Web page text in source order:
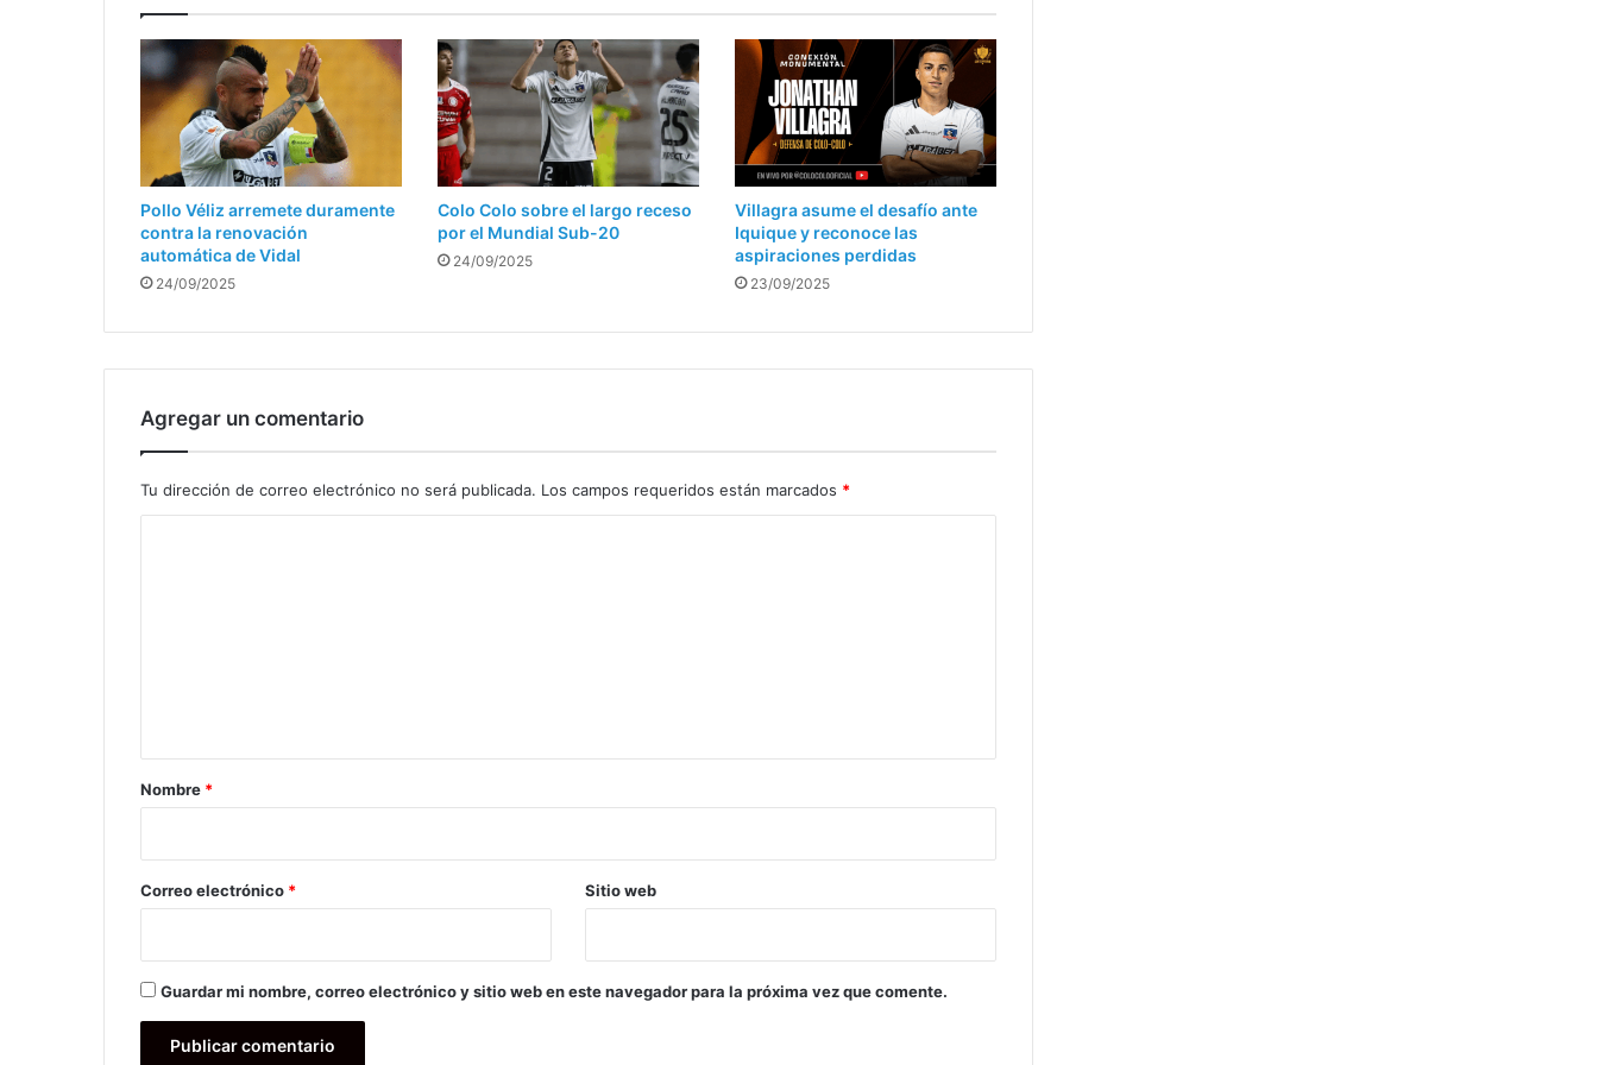
Pollo Véliz arremete duramente
contra la renovación
automática de Vidal
24/09/2025
Colo Colo sobre el largo receso
por el Mundial Sub-20
24/09/2025
Villagra asume el desafío ante
Iquique y reconoce las
aspiraciones perdidas
23/09/2025
Agregar un comentario
Tu dirección de correo electrónico no será publicada. Los campos requeridos están marcados *
r
*
Nombre *
Correo electrónico * Sitio web
Guardar mi nombre, correo electrónico y sitio web en este navegador para la próxima vez que comente.